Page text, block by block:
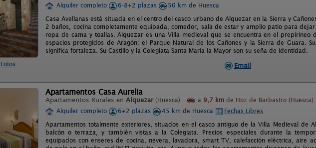
Alquiler completo
6-8+2 plazas
50 km de Huesca
Casa Avellanas está situada en el centro del casco urbano de Alquezar en la Sierra y
2 baños, cocina completamente equipada, comedor, sala de estar y amplio patio para
ropa de cama y toallas. Alquezar es una Villa medieval que se encuentra en el prepirineo
espacios protegidos de Aragón: el Parque Natural de los Cañones y la Sierra de Guara.
significa fortaleza. Su Castillo y la Colegiata Santa Maria la Mayor son su seña de identidad.
Email
Apartamentos Casa Aurelia
Apartamentos Rurales en Alquezar (Huesca) a 9,7 km de Hoz de Barbastro (Huesca)
Alquiler completo
6+2 plazas 45 km de Huesca
Fechas Libres
Apartamentos totalmente exteriores, situados en el casco antiguo de la Villa Medieval de
balcón o terraza, y también vistas a la Colegiata. Precios especiales durante la
equipados con enseres de cocina, nevera, lavadora, smart TV, calefacción eléctrica, aire